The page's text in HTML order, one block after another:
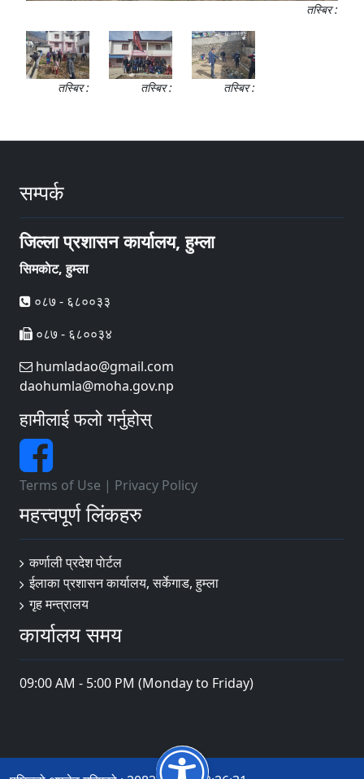
तस्बिर :
तस्बिर : तस्बिर : तस्बिर :
सम्पर्क
जिल्ला प्रशासन कार्यालय, हुम्ला
सिमकाेट, हुम्ला
०८७ - ६८००३३
०८७ - ६८००३४
humladao@gmail.com
daohumla@moha.gov.np
हामीलाई फलो गर्नुहोस्
Terms of Use | Privacy Policy
महत्त्वपूर्ण लिंकहरु
कर्णाली प्रदेश पाेर्टल
ईलाका प्रशासन कार्यालय, सर्केगाड, हुम्ला
गृह मन्त्रालय
कार्यालय समय
09:00 AM - 5:00 PM (Monday to Friday)